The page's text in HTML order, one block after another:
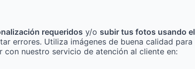
requeridos y/o subir tus fotos usando el
errores. Utiliza imágenes de buena calidad para
nuestro servicio de atención al cliente en: